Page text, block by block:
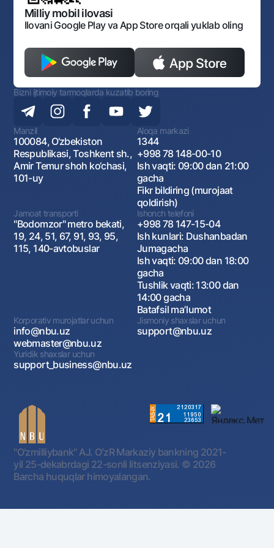
Monopoliyaga qarshi komplaens
Milliy mobil ilovasi
Ilovani Google Play va App Store orqali yuklab oling
Bizni ijtimoiy tarmoqlarda kuzatib boring
Manzil
100084, O‘zbekiston
Respublikasi, Toshkent sh.,
Amir Temur shoh ko‘chasi,
101-uy
Aloqa markazi
1344
+998 78 148-00-10
Ish vaqti: 09:00 dan 21:00
gacha
Fikr bildiring (murojaat
qoldirish)
Jamoat transporti
"Bodomzor" metro bekati,
19, 24, 51, 67, 91, 93, 95,
115, 140-avtobuslar
Ishonch telefoni
+998 78 147-15-04
Ish kunlari: Dushanbadan
Jumagacha
Ish vaqti: 09:00 dan 18:00
gacha
Tushlik vaqti: 13:00 dan
14:00 gacha
Batafsil maʼlumot
Korporativ murojatlar uchun
info@nbu.uz
webmaster@nbu.uz
Jismoniy shaxslar uchun
support@nbu.uz
Yuridik shaxslar uchun
support_business@nbu.uz
"O'zmilliybank" AJ. OʻzR Markaziy bankning 2021-
yil 25-dekabrdagi 22-sonli litsenziyasi. © 2026
Barcha huquqlar himoyalangan.